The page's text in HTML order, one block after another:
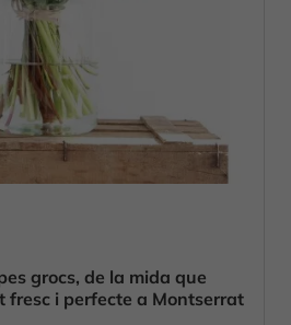
grocs, de la mida que
fresc i perfecte a Montserrat